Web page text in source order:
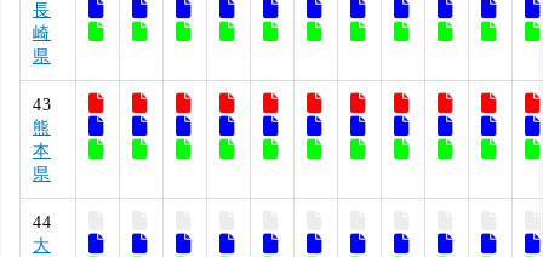
長
崎
県
43
熊
本
県
44
大